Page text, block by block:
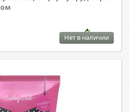
Нет в наличии